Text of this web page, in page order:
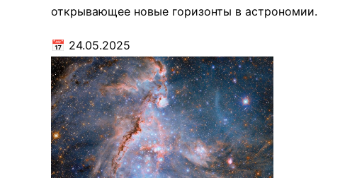
открывающее новые горизонты в астрономии.
📅 24.05.2025